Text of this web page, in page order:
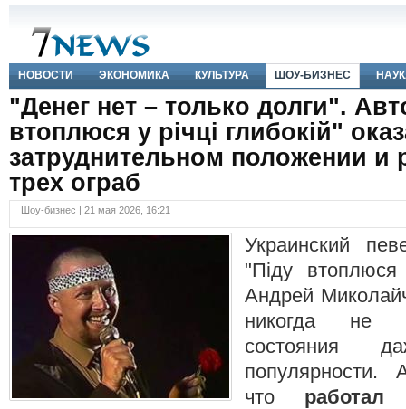
НОВОСТИ ЭКОНОМИКА КУЛЬТУРА ШОУ-БИЗНЕС
"Денег нет – только долги".
втоплюся у річці глибокій"
затруднительном положении и
трех ограб
Шоу-бизнес | 21 мая 2026, 16:21
Украинский
"Піду втоплюся
Андрей
никогда не
состояния
популярности.
что